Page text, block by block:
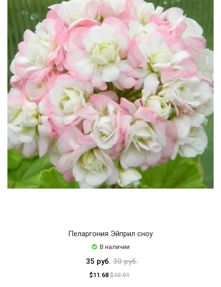
Пеларгония Эйприл сноу
В наличии
35 руб.30 руб.
$11.68 $10.01